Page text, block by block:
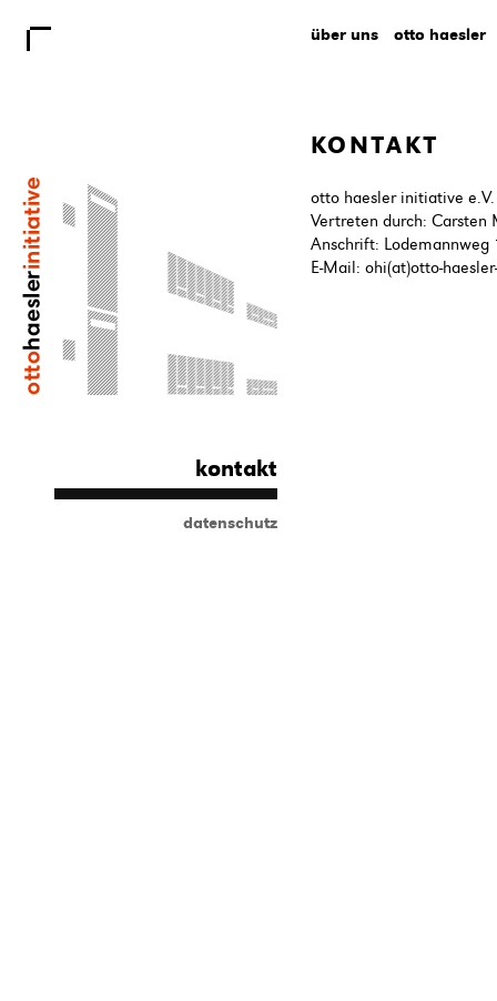
kontakt
datenschutz
über uns otto haesler
KONTAKT
otto haesler initiative e.V.
Vertreten durch: Carsten
Anschrift:
E-Mail: ohi(at)otto-